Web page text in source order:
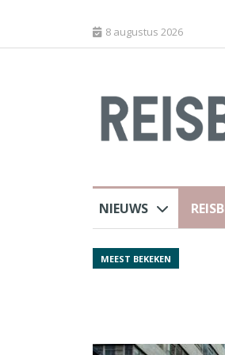
8 augustus 2026
NIEUWS
MEEST BEKEKEN